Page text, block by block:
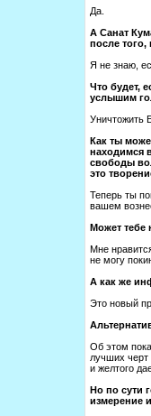
Да.
А Санат
после того,
Я не знаю,
Что будет,
услышим
Уничтожить
Как ты
находимся
свободы
это
Теперь ты
вашем
Может тебе
Мне
не могу
А как же
Это новый
Об этом
лучших черт
и желтого
Но по сути
измерение